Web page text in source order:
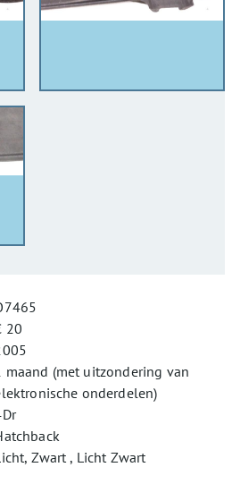
20
maand (met uitzondering van
onderdelen)
Zwart , Licht Zwart